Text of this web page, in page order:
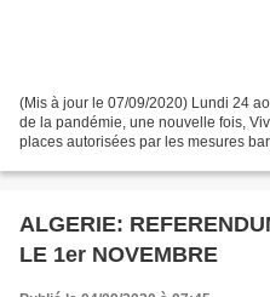
(Mis à jour le 07/09/2020) Lundi 24
de la pandémie, une nouvelle fois,
places autorisées par les mesures
ALGERIE:
LE 1er NOVEMBRE